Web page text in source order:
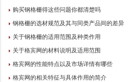
购买钢格栅得这些问题你都清楚吗
钢格栅的选材规范及其与同类产品间的差异
关于钢格栅的适用范围及种类作用
关于格宾网的材料说明及适用范围
格宾网的性能特点以及市场详情有哪些
格宾网的相关特征与具体作用的简介